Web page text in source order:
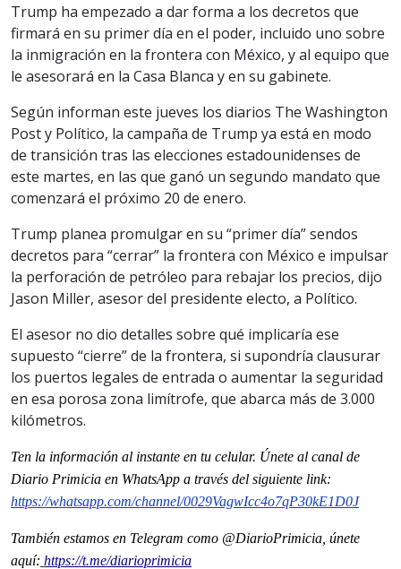
Trump ha empezado a dar forma a los decretos que
firmará en su primer día en el poder, incluido uno sobre
la inmigración en la frontera con México, y al equipo que
le asesorará en la Casa Blanca y en su gabinete.
Según informan este jueves los diarios The Washington
Post y Político, la campaña de Trump ya está en modo
de transición tras las elecciones estadounidenses de
este martes, en las que ganó un segundo mandato que
comenzará el próximo 20 de enero.
Trump planea promulgar en su “primer día” sendos
decretos para “cerrar” la frontera con México e impulsar
la perforación de petróleo para rebajar los precios, dijo
Jason Miller, asesor del presidente electo, a Político.
El asesor no dio detalles sobre qué implicaría ese
supuesto “cierre” de la frontera, si supondría clausurar
los puertos legales de entrada o aumentar la seguridad
en esa porosa zona limítrofe, que abarca más de 3.000
kilómetros.
Ten la información al instante en tu celular. Únete al canal de
Diario Primicia en WhatsApp a través del siguiente link:
https://whatsapp.com/channel/0029VagwIcc4o7qP30kE1D0J
También estamos en Telegram como @DiarioPrimicia, únete
aquí: https://t.me/diarioprimicia